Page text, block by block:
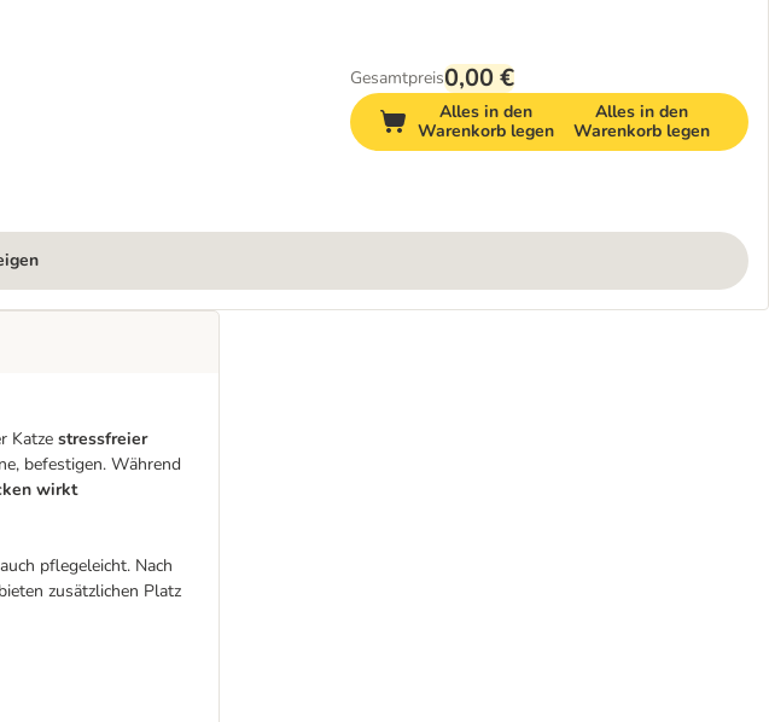
Gesamtpreis0,00 €
Alles in den
Warenkorb legen
Alles in den
Warenkorb legen
Katze stressfreier
befestigen. Während
wirkt
pflegeleicht. Nach
zusätzlichen Platz